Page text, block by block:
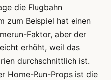
die Flugbahn
zum Beispiel hat einen
Faktor, aber der
erhöht, weil das
durchschnittlich ist.
Home-Run-Props ist die